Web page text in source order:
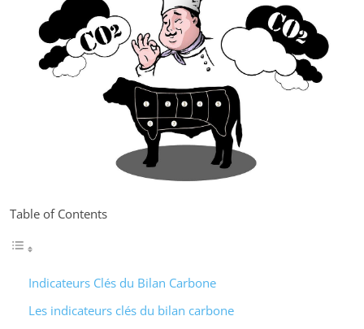
Table of Contents
Indicateurs Clés du Bilan Carbone
Les indicateurs clés du bilan carbone